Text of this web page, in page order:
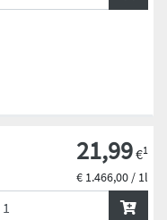
21,99€1
€ 1.466,00 / 1l